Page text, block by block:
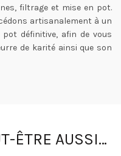
filtrage et mise en pot.
artisanalement à un
définitive, afin de vous
de karité ainsi que son
ÊTRE AUSSI…